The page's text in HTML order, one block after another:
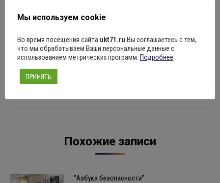
Навигация
по
записям
ПРЕДЫДУЩАЯ
запись:
СЛЕДУЮЩАЯ
Игровая программа “Я знаю правила
Похожие записи
“Азбука безопасности”
Мы используем cookie
Во время посещения сайта ukt71.ru Вы соглашаетесь с тем,
что мы обрабатываем Ваши персональные данные с
использованием метрических программ. Подробнее
ПРИНЯТЬ